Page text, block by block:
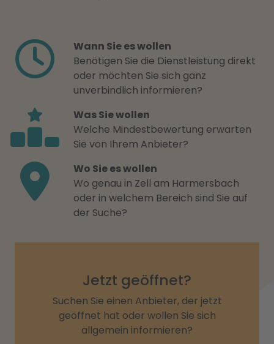
Wann Sie es wollen
Benötigen Sie die Dienstleistung direkt
oder möchten Sie sich ganz
unverbindlich informieren?
Was Sie wollen
Welche Mindestbewertung erwarten
Sie von Ihrem Anbieter?
Wo Sie es wollen
Wo genau in Zell am Harmersbach
oder in welchem Bereich sind Sie auf
der Suche?
Jetzt geöffnet?
Suchen Sie einen Anbieter, der jetzt
geöffnet hat oder wollen Sie sich
allgemein informieren?